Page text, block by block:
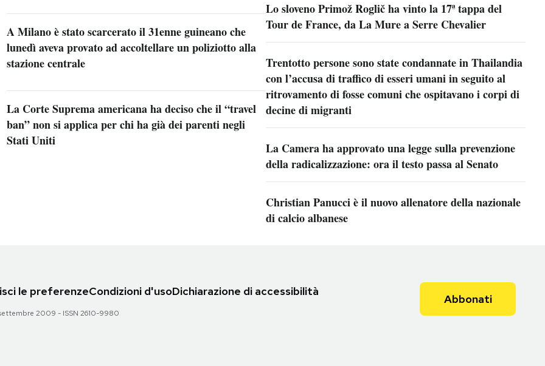
A Milano è stato scarcerato il 31enne guineano che
lunedì aveva provato ad accoltellare un poliziotto alla
stazione centrale
La Corte Suprema americana ha deciso che il “travel
ban” non si applica per chi ha già dei parenti negli
Stati Uniti
Lo sloveno Primož Roglič ha vinto la 17ª tappa del
Tour de France, da La Mure a Serre Chevalier
Trentotto persone sono state condannate in Thailandia
con l’accusa di traffico di esseri umani in seguito al
ritrovamento di fosse comuni che ospitavano i corpi di
decine di migranti
La Camera ha approvato una legge sulla prevenzione
della radicalizzazione: ora il testo passa al Senato
Christian Panucci è il nuovo allenatore della nazionale
di calcio albanese
le preferenzeCondizioni d'usoDichiarazione di accessibilità
2009 - ISSN 2610-9980
Abbonati